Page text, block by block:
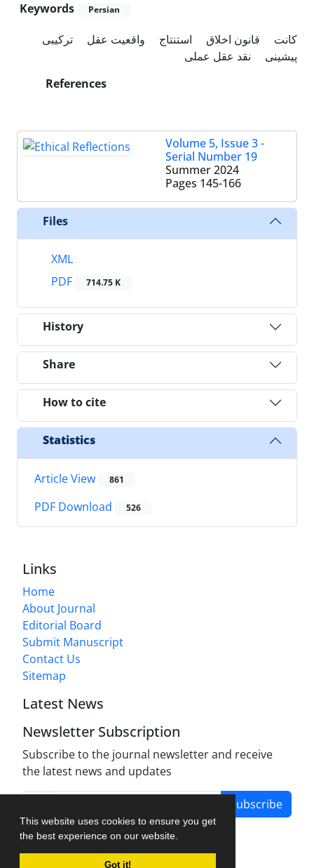
This website uses cookies to ensure you get
the best experience on our website.
Got it!
Keywords Persian
کانت قانون اخلاق استنتاج واقعیت عقل
ترکیبی
پیشینی
نقد عقل عملی
References
Volume 5, Issue 3 -
Serial Number 19
Summer 2024
Pages 145-166
Files
XML
PDF
714.75 K
History
Share
How to cite
Statistics
Article View 861
PDF Download 526
Links
Home
About Journal
Editorial Board
Submit Manuscript
Contact Us
Sitemap
Latest News
Newsletter Subscription
Subscribe to the journal newsletter and receive
the latest news and updates
Subscribe